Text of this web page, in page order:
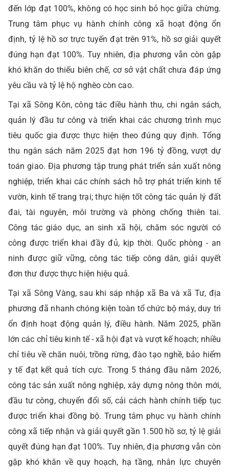
đến lớp đạt 100%, không có học sinh bỏ học giữa chừng.
Trung tâm phục vụ hành chính công xã hoạt động ổn
định, tỷ lệ hồ sơ trực tuyến đạt trên 91%, hồ sơ giải quyết
đúng hạn đạt 100%. Tuy nhiên, địa phương vẫn còn gặp
khó khăn do thiếu biên chế, cơ sở vật chất chưa đáp ứng
yêu cầu và tỷ lệ hộ nghèo còn cao.
Tại xã Sông Kôn, công tác điều hành thu, chi ngân sách,
quản lý đầu tư công và triển khai các chương trình mục
tiêu quốc gia được thực hiện theo đúng quy định. Tổng
thu ngân sách năm 2025 đạt hơn 196 tỷ đồng, vượt dự
toán giao. Địa phương tập trung phát triển sản xuất nông
nghiệp, triển khai các chính sách hỗ trợ phát triển kinh tế
vườn, kinh tế trang trại; thực hiện tốt công tác quản lý đất
đai, tài nguyên, môi trường và phòng chống thiên tai.
Công tác giáo dục, an sinh xã hội, chăm sóc người có
công được triển khai đầy đủ, kịp thời. Quốc phòng - an
ninh được giữ vững, công tác tiếp công dân, giải quyết
đơn thư được thực hiện hiệu quả.
Tại xã Sông Vàng, sau khi sáp nhập xã Ba và xã Tư, địa
phương đã nhanh chóng kiện toàn tổ chức bộ máy, duy trì
ổn định hoạt động quản lý, điều hành. Năm 2025, phần
lớn các chỉ tiêu kinh tế - xã hội đạt và vượt kế hoạch; nhiều
chỉ tiêu về chăn nuôi, trồng rừng, đào tạo nghề, bảo hiểm
y tế đạt kết quả tích cực. Trong 5 tháng đầu năm 2026,
công tác sản xuất nông nghiệp, xây dựng nông thôn mới,
đầu tư công, chuyển đổi số, cải cách hành chính tiếp tục
được triển khai đồng bộ. Trung tâm phục vụ hành chính
công xã tiếp nhận và giải quyết gần 1.500 hồ sơ, tỷ lệ giải
quyết đúng hạn đạt 100%. Tuy nhiên, địa phương vẫn còn
gặp khó khăn về quy hoạch, hạ tầng, nhân lực chuyên